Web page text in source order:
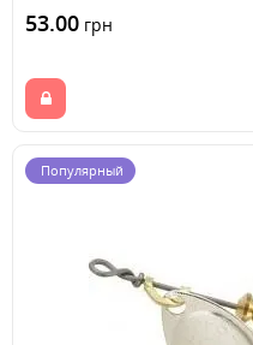
53.00 грн
Популярный